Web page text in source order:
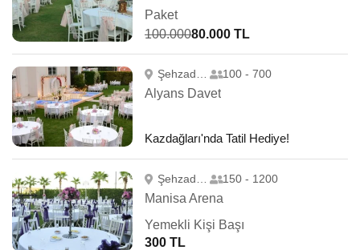
Paket
100.00080.000 TL
100 - 700
Alyans Davet
Kazdağları'nda Tatil Hediye!
150 - 1200
Manisa Arena
Yemekli Kişi Başı
300 TL